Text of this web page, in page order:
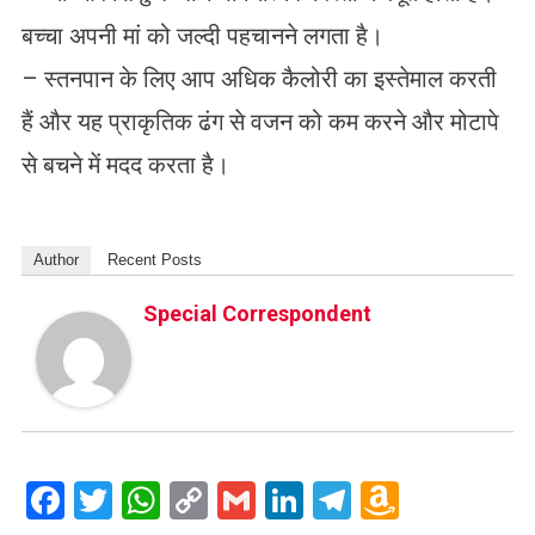
बच्चा अपनी मां को जल्दी पहचानने लगता है।
– स्तनपान के लिए आप अधिक कैलोरी का इस्तेमाल करती
हैं और यह प्राकृतिक ढंग से वजन को कम करने और मोटापे
से बचने में मदद करता है।
Author Recent Posts
Special Correspondent
Facebook
Twitter
WhatsApp
CopyGmailLinkedIn
Telegram
Amazon